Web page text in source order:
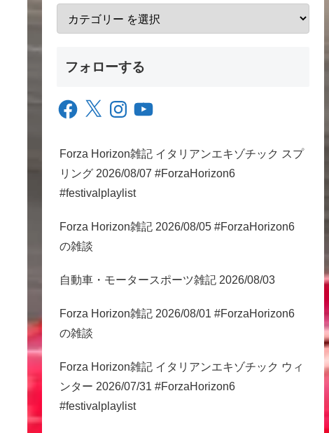
フォローする
Facebook
X InstagramYouTube
Forza Horizon雑記 イタリアンエキゾチック スプ
リング 2026/08/07 #ForzaHorizon6
#festivalplaylist
Forza Horizon雑記 2026/08/05 #ForzaHorizon6
の雑談
自動車・モータースポーツ雑記 2026/08/03
Forza Horizon雑記 2026/08/01 #ForzaHorizon6
の雑談
Forza Horizon雑記 イタリアンエキゾチック ウィ
ンター 2026/07/31 #ForzaHorizon6
#festivalplaylist